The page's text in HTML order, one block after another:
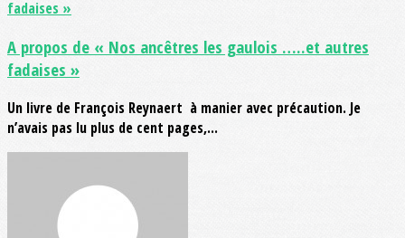
A propos de « Nos ancêtres les gaulois …..et autres
fadaises »
Un livre de François Reynaert à manier avec précaution. Je
n’avais pas lu plus de cent pages,...